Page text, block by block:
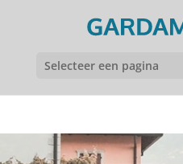
Selecteer een pagina